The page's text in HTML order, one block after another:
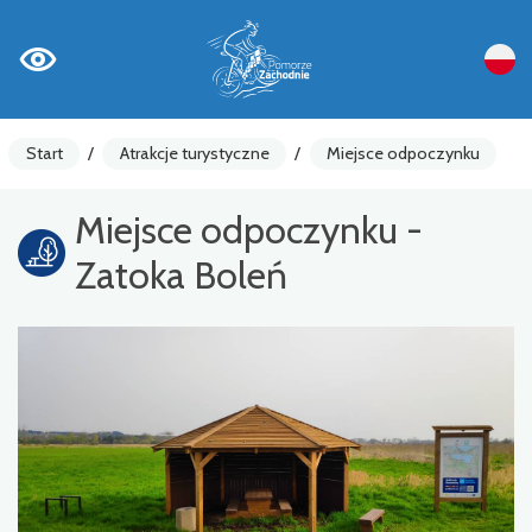
Start / Atrakcje turystyczne / Miejsce odpoczynku
Miejsce odpoczynku -
Zatoka Boleń